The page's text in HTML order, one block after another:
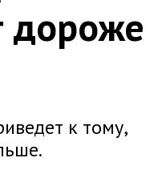
дороже
к тому,